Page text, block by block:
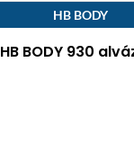
HB BODY
HB BODY 930